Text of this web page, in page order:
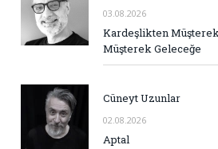
03.08.2026
Kardeşlikten
Müşterek Geleceğe
Cüneyt Uzunlar
02.08.2026
Aptal